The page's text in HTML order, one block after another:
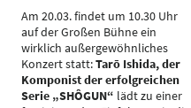
Am 20.03. findet um 10.30 Uhr
auf der Großen Bühne ein
wirklich außergewöhnliches
Konzert statt:Tarō Ishida, der
Komponist der erfolgreichen
Serie „SHÔGUN“ lädt zu einer